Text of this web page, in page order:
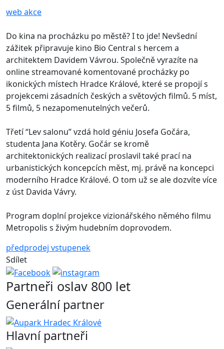
web akce
Do kina na procházku po městě? I to jde! Nevšední
zážitek připravuje kino Bio Central s hercem a
architektem Davidem Vávrou. Společně vyrazíte na
online streamované komentované procházky po
ikonických místech Hradce Králové, které se propojí s
projekcemi zásadních českých a světových filmů. 5 míst,
5 filmů, 5 nezapomenutelných večerů.
Třetí “Lev salonu” vzdá hold géniu Josefa Gočára,
studenta Jana Kotěry. Gočár se kromě
architektonických realizací proslavil také prací na
urbanistických koncepcích měst, mj. právě na koncepci
moderního Hradce Králové. O tom už se ale dozvíte více
z úst Davida Vávry.
Program doplní projekce vizionářského němého filmu
Metropolis s živým hudebním doprovodem.
předprodej vstupenek
Sdílet
Partneři oslav 800 let
Generální partner
Hlavní partneři